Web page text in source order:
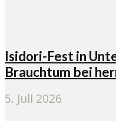
Isidori-Fest in
Brauchtum bei
5. Juli 2026